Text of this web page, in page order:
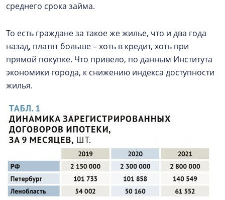
среднего срока займа.
То есть граждане за такое же жилье, что и два года
назад, платят больше – хоть в кредит, хоть при
прямой покупке. Что привело, по данным Института
экономики города, к снижению индекса доступности
жилья.